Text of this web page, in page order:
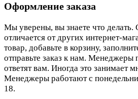
Оформление заказа
Мы уверены, вы знаете что делать.
отличается от других интернет-
товар, добавьте в корзину,
отправьте заказ к нам. Менеджеры
ответят вам. Иногда это занимает
Менеджеры работают с
18.